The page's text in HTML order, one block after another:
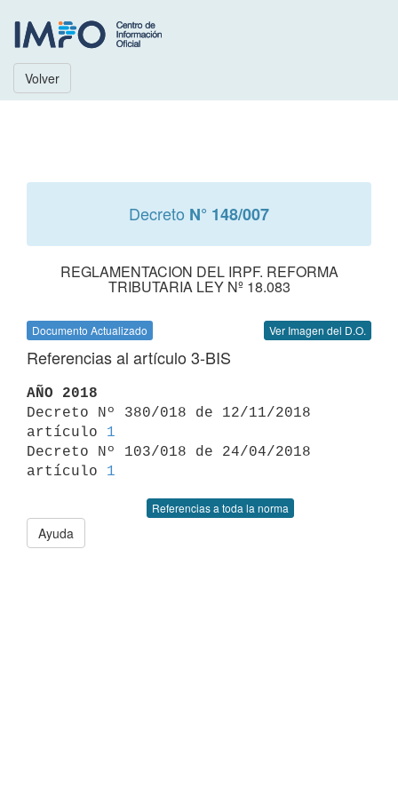
Volver
Decreto N° 148/007
REGLAMENTACION DEL IRPF. REFORMA
TRIBUTARIA LEY Nº 18.083
Documento Actualizado Ver Imagen del D.O.
Referencias al artículo 3-BIS
AÑO 2018
Decreto Nº 380/018 de 12/11/2018
artículo 1
Decreto Nº 103/018 de 24/04/2018
artículo 1
Referencias a toda la norma
Ayuda